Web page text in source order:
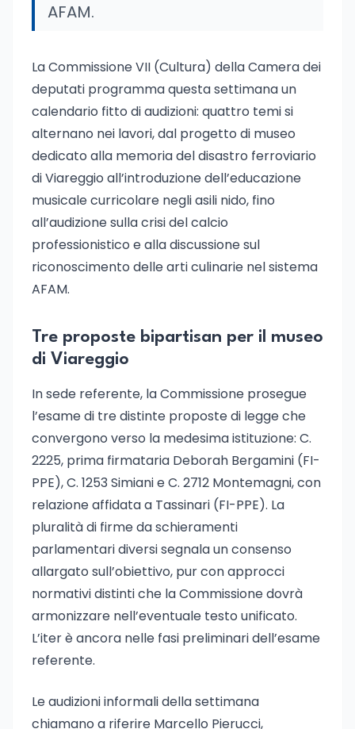
AFAM.
La Commissione VII (Cultura) della Camera dei
deputati programma questa settimana un
calendario fitto di audizioni: quattro temi si
alternano nei lavori, dal progetto di museo
dedicato alla memoria del disastro ferroviario
di Viareggio all’introduzione dell’educazione
musicale curricolare negli asili nido, fino
all’audizione sulla crisi del calcio
professionistico e alla discussione sul
riconoscimento delle arti culinarie nel sistema
AFAM.
Tre proposte bipartisan per il museo
di Viareggio
In sede referente, la Commissione prosegue
l’esame di tre distinte proposte di legge che
convergono verso la medesima istituzione: C.
2225, prima firmataria Deborah Bergamini (FI-
PPE), C. 1253 Simiani e C. 2712 Montemagni, con
relazione affidata a Tassinari (FI-PPE). La
pluralità di firme da schieramenti
parlamentari diversi segnala un consenso
allargato sull’obiettivo, pur con approcci
normativi distinti che la Commissione dovrà
armonizzare nell’eventuale testo unificato.
L’iter è ancora nelle fasi preliminari dell’esame
referente.
Le audizioni informali della settimana
chiamano a riferire Marcello Pierucci,